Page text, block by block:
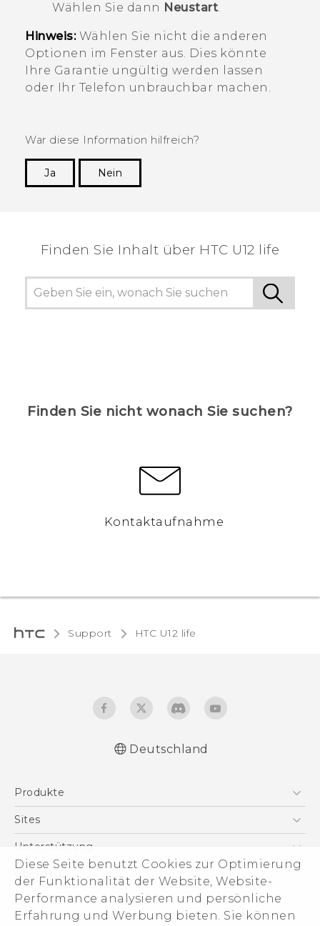
Diese Seite benutzt Cookies zur Optimierung
der Funktionalität der Website, Website-
Performance analysieren und persönliche
Erfahrung und Werbung bieten. Sie können
Wählen Sie dann Neustart.
Hinweis:Wählen Sie nicht die anderen
Optionen im Fenster aus. Dies könnte
Ihre Garantie ungültig werden lassen
oder Ihr Telefon unbrauchbar machen.
War diese Information hilfreich?
Ja
Nein
Finden Sie Inhalt über‎ HTC U12 life
Finden Sie nicht wonach Sie suchen?
Kontaktaufnahme
Support HTC U12 life‎
behördliche Bestimmungen
English - Quick start guide
English - User manual
English - Safety and regulatory guide
Deutschland
Produkte
Smartphones
VIVE
Zubehör
Sites
HTC Dev
HTC Vive
Unterstützung
Unterstützung
eCommerce Support
Über HTC
ESG
Impressum